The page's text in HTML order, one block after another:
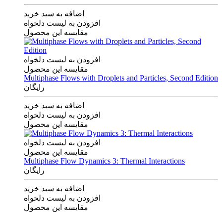
اضافه به سبد خرید
افزودن به لیست دلخواه
مقایسه این محصول
افزودن به لیست دلخواه
مقایسه این محصول
Multiphase Flows with Droplets and Particles, Second Edition
رایگان
اضافه به سبد خرید
افزودن به لیست دلخواه
مقایسه این محصول
افزودن به لیست دلخواه
مقایسه این محصول
Multiphase Flow Dynamics 3: Thermal Interactions
رایگان
اضافه به سبد خرید
افزودن به لیست دلخواه
مقایسه این محصول